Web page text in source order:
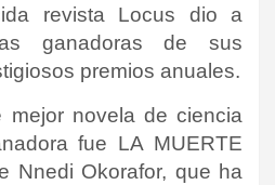
revista Locus dio a
ganadoras de sus
premios anuales.
mejor novela de ciencia
fue LA MUERTE
Nnedi Okorafor, que ha